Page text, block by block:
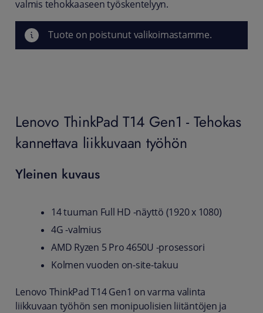
valmis tehokkaaseen työskentelyyn.
Tuote on poistunut valikoimastamme.
Lenovo ThinkPad T14 Gen1 - Tehokas
kannettava liikkuvaan työhön
Yleinen kuvaus
14 tuuman Full HD -näyttö (1920 x 1080)
4G -valmius
AMD Ryzen 5 Pro 4650U -prosessori
Kolmen vuoden on-site-takuu
Lenovo ThinkPad T14 Gen1 on varma valinta
liikkuvaan työhön sen monipuolisien liitäntöjen ja